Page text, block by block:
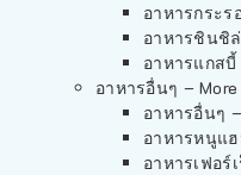
อาหารกระร
อาหารชินชิ
อาหารแกสบี้
อาหารอื่นๆ – More
อาหารอื่นๆ
อาหารหนูแฮ
อาหารเฟอร์